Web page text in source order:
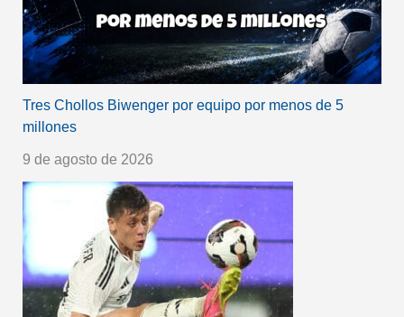
Tres Chollos Biwenger por equipo por menos de 5
millones
9 de agosto de 2026